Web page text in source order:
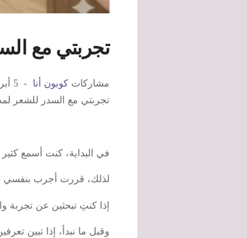
تجربتي مع السدر للشعر
مشاركات كوبون أنا
5 أبريل، 2026
تجربتي مع السدر للشعر لمدة 30 يوم (النتائج الحقيقية بدون
في البداية، كنت أسمع
لذلك، قررت أجرب بنفسي لمدة 30 يوم، وبشكل منتظم، حتى أشوف النتيجة بدون تأثير
إذا كنتِ تبحثين عن تجربة
وقبل ما نبدأ، إذا تبين